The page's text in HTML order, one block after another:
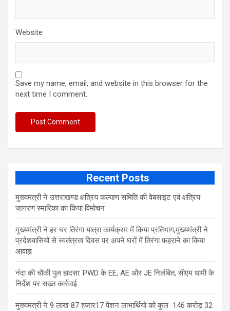
Website
Save my name, email, and website in this browser for the
next time I comment.
Recent Posts
मुख्यमंत्री ने उत्तराखण्ड क्षत्रिय कल्याण समिति की वेबसाइट एवं क्षत्रिय
जागरण स्मारिका का किया विमोचन
मुख्यमंत्री ने हर घर तिरंगा यात्रा कार्यक्रम में किया प्रतिभाग,मुख्यमंत्री ने
प्रदेशवासियों से स्वतंत्रता दिवस पर अपने घरों में तिरंगा फहराने का किया
आवाह्न
नंदा की चौकी पुल हादसा: PWD के EE, AE और JE निलंबित, सीएम धामी के
निर्देश पर सख्त कार्रवाई
मुख्यमंत्री ने 9 लाख 87 हजार17 पेंशन लाभार्थियों को कुल 146 करोड़ 32